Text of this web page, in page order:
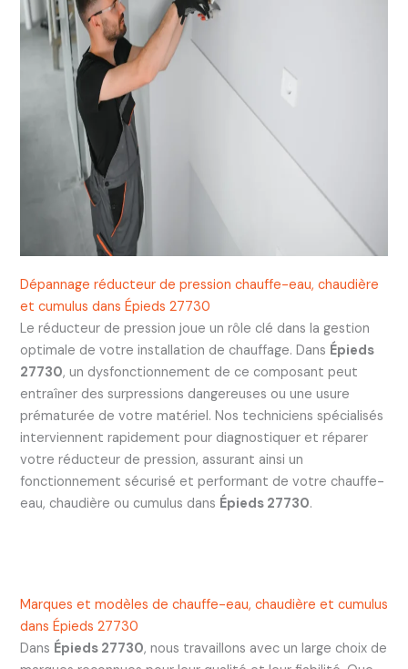
Dépannage réducteur de pression chauffe-eau, chaudière
et cumulus dans Épieds 27730
Le réducteur de pression joue un rôle clé dans la gestion
optimale de votre installation de chauffage. Dans Épieds
27730, un dysfonctionnement de ce composant peut
entraîner des surpressions dangereuses ou une usure
prématurée de votre matériel. Nos techniciens spécialisés
interviennent rapidement pour diagnostiquer et réparer
votre réducteur de pression, assurant ainsi un
fonctionnement sécurisé et performant de votre chauffe-
eau, chaudière ou cumulus dans Épieds 27730.
Marques et modèles de chauffe-eau, chaudière et cumulus
dans Épieds 27730
Dans Épieds 27730, nous travaillons avec un large choix de